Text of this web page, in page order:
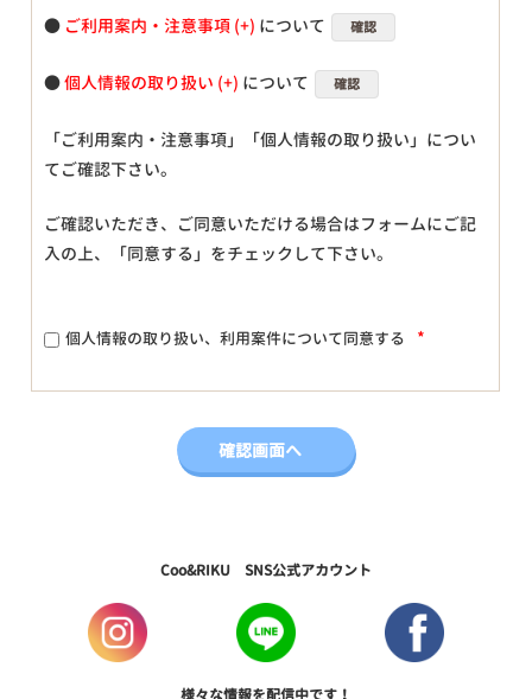
● ご利用案内・注意事項 について 確認
●個人情報の取り扱い について 確認
「ご利用案内・注意事項」「個人情報の取り扱い」につい
てご確認下さい。
ご確認いただき、ご同意いただける場合はフォームにご記
入の上、「同意する」をチェックして下さい。
個人情報の取り扱い、利用案件について同意する *
Coo&RIKU SNS公式アカウント
様々な情報を配信中です！